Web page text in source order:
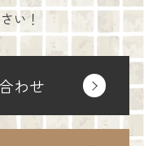
い！
わせ